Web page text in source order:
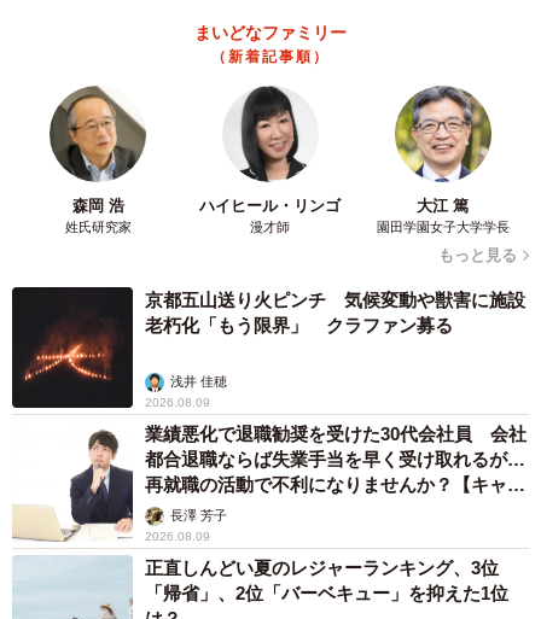
まいどなファミリー
（新着記事順）
森岡 浩
姓氏研究家
ハイヒール・リンゴ
漫才師
大江 篤
園田学園女子大学学長
もっと見る
京都五山送り火ピンチ 気候変動や獣害に施設
老朽化「もう限界」 クラファン募る
浅井 佳穂
2026.08.09
業績悪化で退職勧奨を受けた30代会社員 会社
都合退職ならば失業手当を早く受け取れるが…
再就職の活動で不利になりませんか？【キャリ
アカウンセラーが解説】
長澤 芳子
2026.08.09
正直しんどい夏のレジャーランキング、3位
「帰省」、2位「バーベキュー」を抑えた1位